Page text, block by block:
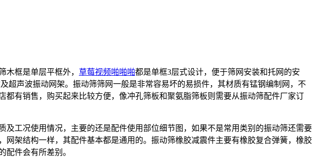
框是单层平框外， 草莓视频啪啪啪都是单框3层式设计，便于筛网安装和托网的安
超声波振动网架。振动筛筛网一般是非常容易坏的易损件，其材质有锰钢编制网，不
有销售，购买起来比较方便，像冲孔筛板和聚氨脂筛板则需要从振动筛配件厂家订
工况使用情况，主要的还是配件使用部位细节图，如果不是常用类别的振动筛还需要
架结构一样，其配件基本都是通用的。振动筛橡胶减震件主要有橡胶复合弹簧，橡胶
配件会有所差别。